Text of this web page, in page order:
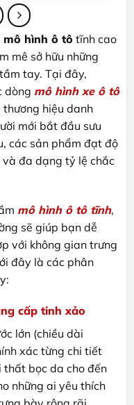
nhiều
biến
thể.
Các
tùy
chọn
có
thể
được
chọn
sản
phẩm
mô hình ô tô tĩnh cao
mê sở hữu những
tay. Tại đây,
dòng mô hình xe ô tô
hiệu danh
mới bắt đầu sưu
các sản phẩm đạt độ
đa dạng tỷ lệ chắc
mô hình ô tô tĩnh,
sẽ giúp bạn dễ
với không gian trưng
đây là các phân
cấp tinh xảo
lớn (chiều dài
xác từng chi tiết
thất bọc da cho đến
những ai yêu thích